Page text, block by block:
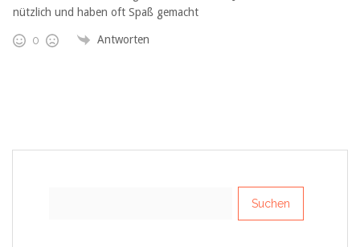
nützlich und haben oft Spaß gemacht
0 Antworten